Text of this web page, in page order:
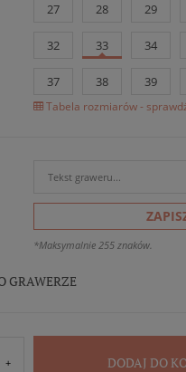
27 28 29
32 33 34
37 38 39
Tabela rozmiarów -
*Maksymalnie 255 znaków.
GRAWERZE
DODAJ DO